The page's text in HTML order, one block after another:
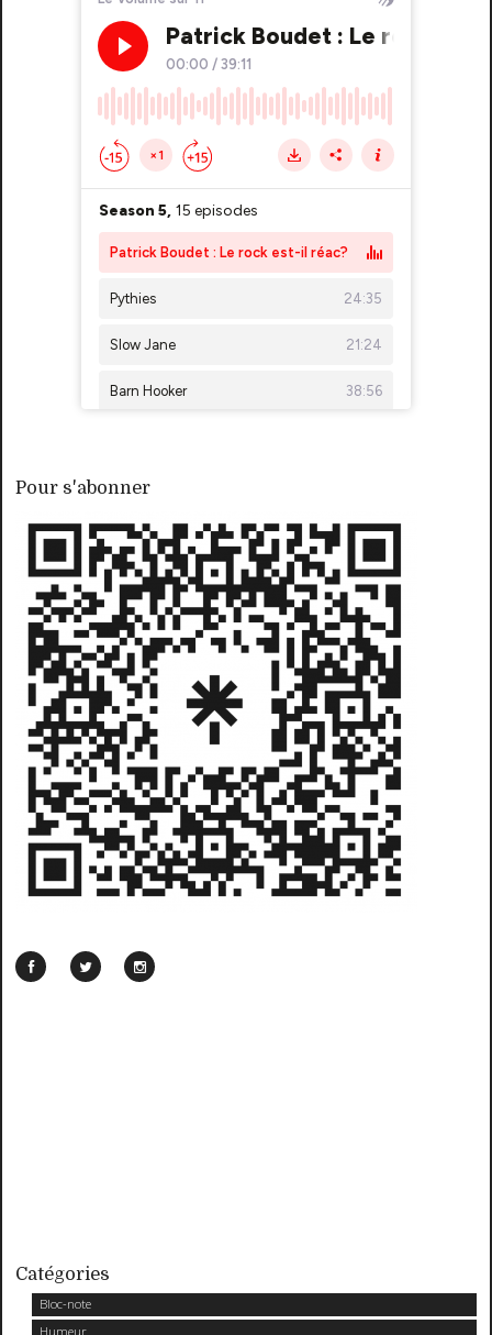
Pour s'abonner
Catégories
Bloc-note
Humeur